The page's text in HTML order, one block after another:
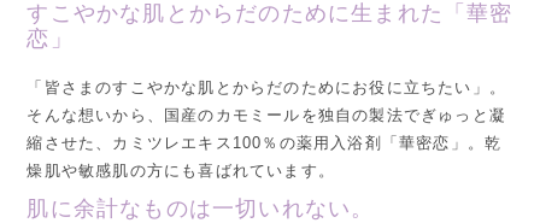
すこやかな肌とからだのために生まれた「華密
恋」
「皆さまのすこやかな肌とからだのためにお役に立ちたい」。
そんな想いから、国産のカモミールを独自の製法でぎゅっと凝
縮させた、カミツレエキス100％の薬用入浴剤「華密恋」。乾
燥肌や敏感肌の方にも喜ばれています。
肌に余計なものは一切いれない。